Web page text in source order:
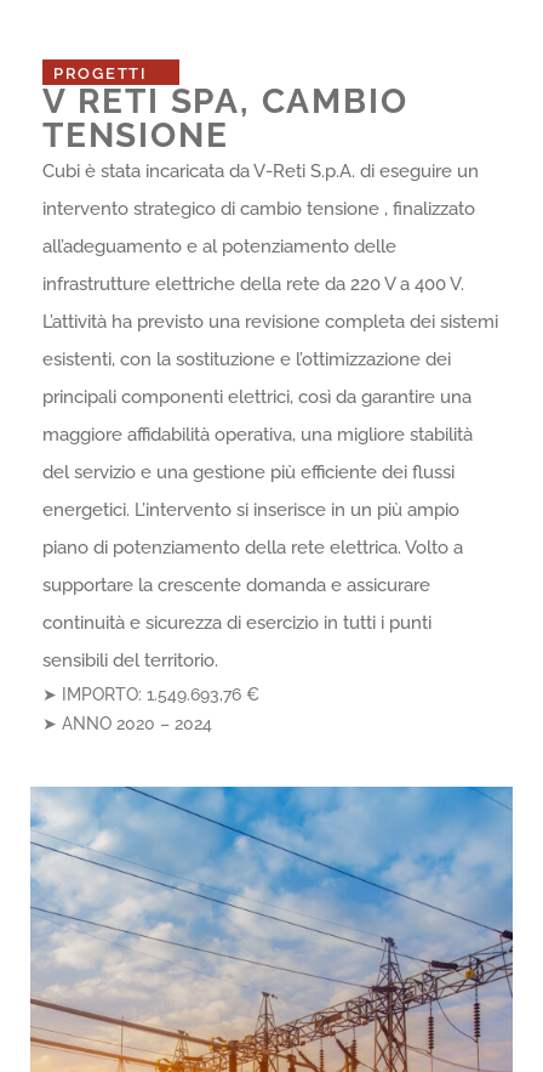
PROGETTI
V RETI SPA, CAMBIO
TENSIONE
Cubi è stata incaricata da V-Reti S.p.A. di eseguire un
intervento strategico di cambio tensione , finalizzato
all’adeguamento e al potenziamento delle
infrastrutture elettriche della rete da 220 V a 400 V.
L’attività ha previsto una revisione completa dei sistemi
esistenti, con la sostituzione e l’ottimizzazione dei
principali componenti elettrici, così da garantire una
maggiore affidabilità operativa, una migliore stabilità
del servizio e una gestione più efficiente dei flussi
energetici. L’intervento si inserisce in un più ampio
piano di potenziamento della rete elettrica. Volto a
supportare la crescente domanda e assicurare
continuità e sicurezza di esercizio in tutti i punti
sensibili del territorio.
➤ IMPORTO: 1.549.693,76 €
➤ ANNO 2020 – 2024